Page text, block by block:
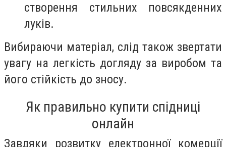
створення стильних повсякденних
луків.
Вибираючи матеріал, слід також звертати
увагу на легкість догляду за виробом та
його стійкість до зносу.
Як правильно купити спідниці
онлайн
Завдяки розвитку електронної комерції